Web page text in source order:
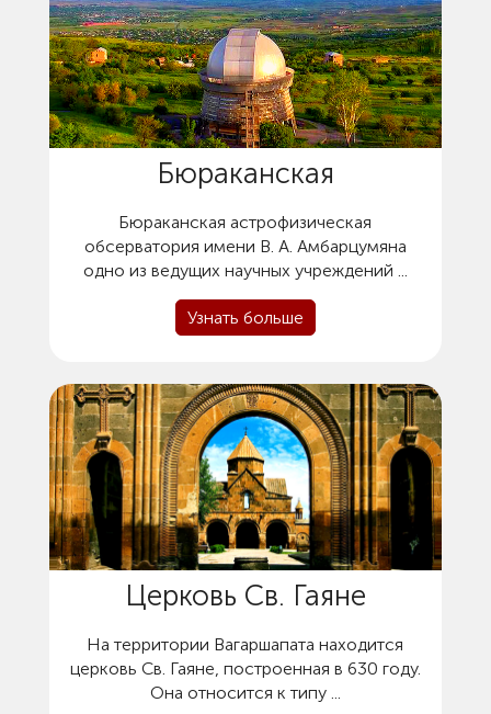
Бюраканская
астрофизическая
обсерватория
Бюраканская астрофизическая
обсерватория имени В. А. Амбарцумяна
одно из ведущих научных учреждений ...
Узнать больше
Церковь Св. Гаяне
На территории Вагаршапата находится
церковь Св. Гаяне, построенная в 630 году.
Она относится к типу ...